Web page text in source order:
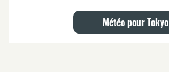
Météo pour Tokyo